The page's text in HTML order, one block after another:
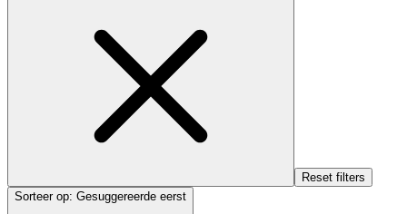
Reset filters
Sorteer op: Gesuggereerde eerst